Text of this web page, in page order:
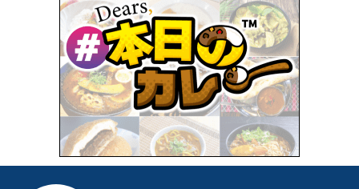
BUSINESS わたしたちの仕事
RECRUIT 求人募集
NEWS ABOUT US CONTACT